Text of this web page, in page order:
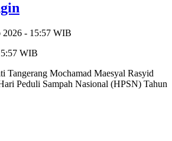
2026 - 15:57 WIB
WIB
Tangerang Mochamad Maesyal Rasyid
Peduli Sampah Nasional (HPSN) Tahun